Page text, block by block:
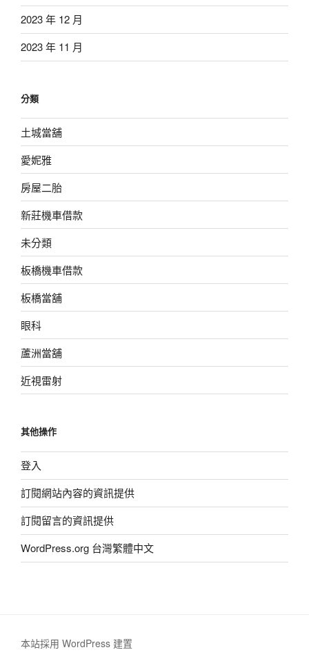
2023 年 12 月
2023 年 11 月
分類
土城當舖
愛妮雅
房屋二胎
新莊機車借款
未分類
板橋機車借款
板橋當舖
眼科
蘆洲當舖
近視雷射
其他操作
登入
訂閱網站內容的資訊提供
訂閱留言的資訊提供
WordPress.org 台灣繁體中文
本站採用 WordPress 建置